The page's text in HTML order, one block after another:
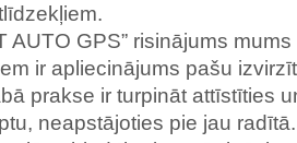
AUTO GPS” risinājums mums
ir apliecinājums pašu
prakse ir turpināt attīstīties
neapstājoties pie jau